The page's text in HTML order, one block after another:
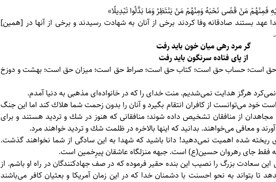
فَمِنْهُمْ مَنْ قَضَى نَحْبَهُ وَمِنْهُمْ مَنْ يَنْتَظِرُ وَمَا بَدَّلُوا تَبْدِيلًا»
عهد بستند صادقانه وفا كردند برخى از آنان به شهادت رسيدند و برخى از آنها در [همين]
گر مرد رهی ميان خون بايد رفت
از پای فتاده سرنگون بايد رفت
حق است؛ حساب حق است؛ كتاب حق است؛ صراط حق است؛ ميزان حق است؛ بهشت و دوزخ
هرگز هدايت نمی‌شديم. منت خدای را كه در خانواده‌ای مذهبی به دنيا آمدم.
خود می‌توانست از كافران انتقام بگيرد و آنان را بدون زحمت شما هلاك كند اما اين جنگ
از منافقان تشخيص داده شوند؛ منافقانی كه هنوز در شك و ترديد هستند و برای
و معافی می‌خواهند. بدانيد كه اينها بالاخره در ظلمت شك و ترديد خواهند مرد.
ريخته شده اهميت نمی‌دهيد! دانا باشيد كه شهدا به اين سادگی از شما نخواهند گذشت.
فقط جای رهروان حسين(ع) است. جبهه منزلگاه عاشقان پيرِخمين است.
اين سعادت بزرگ را نصيب اين بنده حقير فرموده كه در صف جهادكنندگان در راه او باشم. از
بتواند به نحو احسنت با دشمنان خدا كه در اين زمان آمريكا و بعثيان كافر می‌باشند